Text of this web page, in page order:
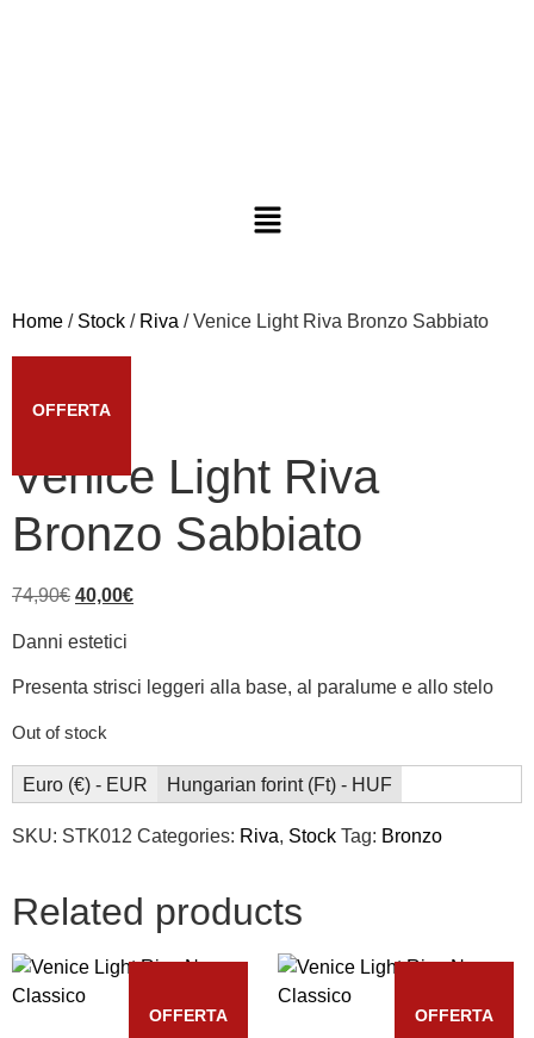
Home / Stock / Riva / Venice Light Riva Bronzo Sabbiato
OFFERTA
Venice Light Riva
Bronzo Sabbiato
74,90€ 40,00€
Danni estetici
Presenta strisci leggeri alla base, al paralume e allo stelo
Out of stock
Euro (€) - EUR Hungarian forint (Ft) - HUF
SKU: STK012 Categories: Riva, Stock Tag: Bronzo
Related products
OFFERTA OFFERTA